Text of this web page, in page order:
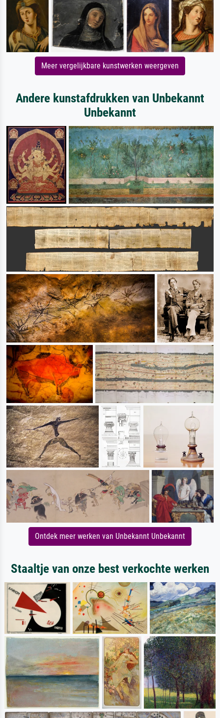
Meer vergelijkbare kunstwerken weergeven
Andere kunstafdrukken van Unbekannt
Unbekannt
Ontdek meer werken van Unbekannt Unbekannt
Staaltje van onze best verkochte werken